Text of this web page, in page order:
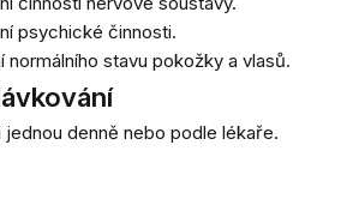
psychické činnosti.
normálního stavu pokožky a vlasů.
jednou denně nebo podle lékaře.